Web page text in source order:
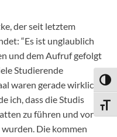
der seit letztem
“Es ist unglaublich
und dem Aufruf gefolgt
Studierende
waren gerade wirklich
ich, dass die Studis
zu führen und vor
Die kommen